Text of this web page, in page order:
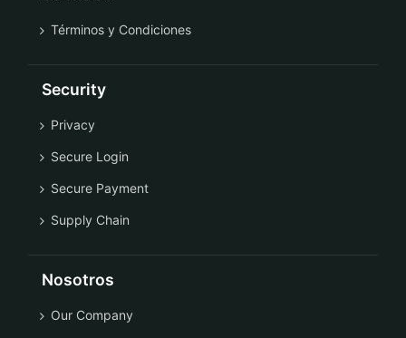
Términos y Condiciones
Security
Privacy
Secure Login
Secure Payment
Supply Chain
Nosotros
Our Company